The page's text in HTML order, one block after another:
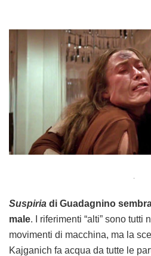
.
Suspiria di Guadagnino
male. I riferimenti “alti” sono tutti
movimenti di macchina, ma la
Kajganich fa acqua da tutte le